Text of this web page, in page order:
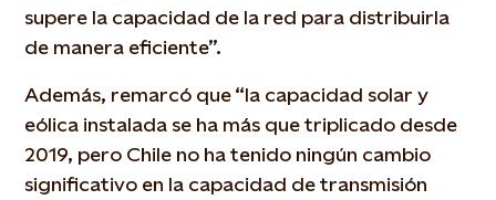
supere la capacidad de la red para distribuirla
de manera eficiente”.
Además, remarcó que “la capacidad solar y
eólica instalada se ha más que triplicado desde
2019, pero Chile no ha tenido ningún cambio
significativo en la capacidad de transmisión